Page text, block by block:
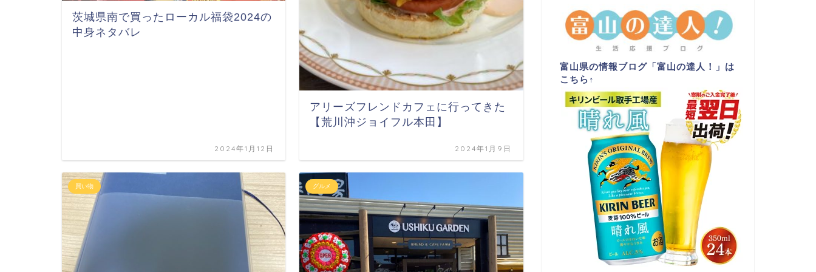
茨城県南で買ったローカル福袋2024の
中身ネタバレ
2024年1月12日
アリーズフレンドカフェに行ってきた
【荒川沖ジョイフル本田】
2024年1月9日
買い物 グルメ
富山県の情報ブログ「富山の達人！」は
こちら ↑